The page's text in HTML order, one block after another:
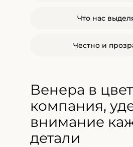
Что нас
Честно и
Венера в
компания,
внимание
детали